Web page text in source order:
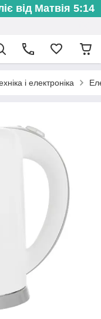
від Матвія 5:14
і електроніка